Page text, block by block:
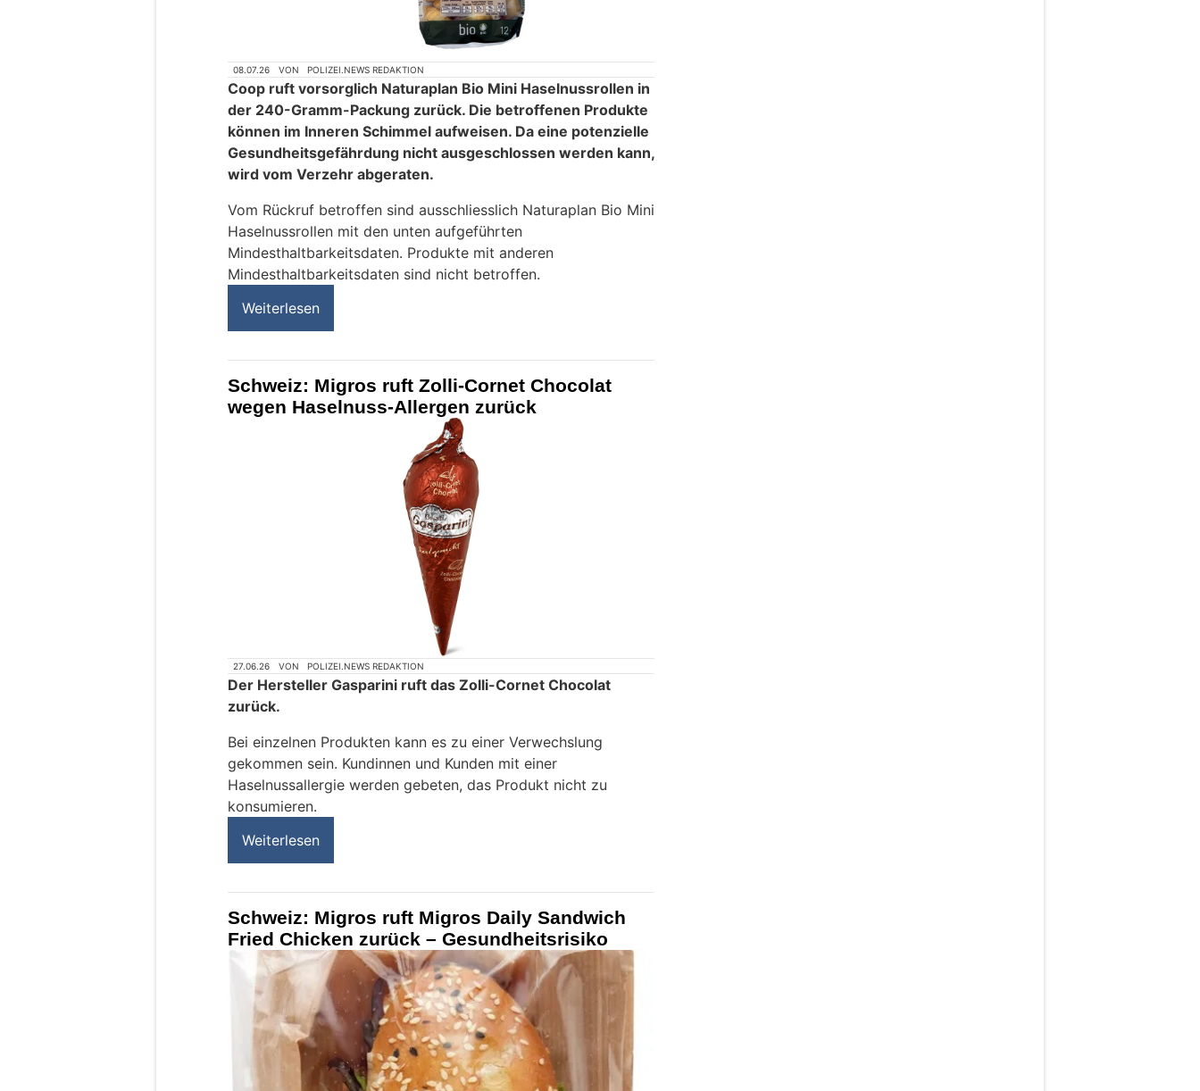
08.07.26 VON POLIZEI.NEWS REDAKTION
Coop ruft vorsorglich Naturaplan Bio Mini Haselnussrollen in
der 240-Gramm-Packung zurück. Die betroffenen Produkte
können im Inneren Schimmel aufweisen. Da eine potenzielle
Gesundheitsgefährdung nicht ausgeschlossen werden kann,
wird vom Verzehr abgeraten.
Vom Rückruf betroffen sind ausschliesslich Naturaplan Bio Mini
Haselnussrollen mit den unten aufgeführten
Mindesthaltbarkeitsdaten. Produkte mit anderen
Mindesthaltbarkeitsdaten sind nicht betroffen.
Weiterlesen
Schweiz: Migros ruft Zolli-Cornet Chocolat
wegen Haselnuss-Allergen zurück
27.06.26 VON POLIZEI.NEWS REDAKTION
Der Hersteller Gasparini ruft das Zolli-Cornet Chocolat
zurück.
Bei einzelnen Produkten kann es zu einer Verwechslung
gekommen sein. Kundinnen und Kunden mit einer
Haselnussallergie werden gebeten, das Produkt nicht zu
konsumieren.
Weiterlesen
Schweiz: Migros ruft Migros Daily Sandwich
Fried Chicken zurück – Gesundheitsrisiko